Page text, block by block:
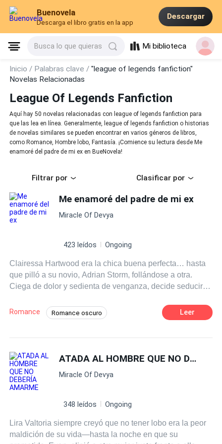
Buenovela
Descarga el libro gratis en la app
Descargar
Busca lo que quieras Mi biblioteca
Inicio / Palabras clave /"league of legends fanfiction"
Novelas Relacionadas
League Of Legends Fanfiction
Aquí hay 50 novelas relacionadas con league of legends fanfiction para
que las lea en línea. Generalmente, league of legends fanfiction o historias
de novelas similares se pueden encontrar en varios géneros de libros,
como Romance, Hombre lobo, Fantasía. ¡Comience su lectura desde Me
enamoré del padre de mi ex en BueNovela!
Filtrar por Clasificar por
Me enamoré del padre de mi ex
Miracle Of Devya
423 leídos Ongoing
Clairessa Hartwood era la chica buena perfecta… hasta
que pilló a su novio, Adrian Storm, follándose a otra.
Ciega de dolor y sedienta de venganza, decide seducir al
de Adrian. Lo que empieza como un juego peligroso se
convierte en un affaire salvaje, intenso y adictivo. Entre
Gabriel. Pero el fuego que arde entre ellos es tóxico.
Mientras Adrian lucha por recuperarla, Gabriel se niega a
comprometerse, atormentado por sus propios demonios.
Pronto Clairessa se encuentra atrapada en un triángulo
oscuro y peligroso entre padre e hijo, donde el placer y el
venganza y obsesión. ¿Hasta dónde estás dispuesta a
llegar cuando el hombre que más deseas es el que
Romance Romance oscuro
Diferencia de Edad Amor Prohibido
Erótico
Leer
ATADA AL HOMBRE QUE NO DEBERÍA AMARME
Miracle Of Devya
348 leídos Ongoing
Lira Valtoria siempre creyó que no tener lobo era la peor
maldición de su vida—hasta la noche en que su